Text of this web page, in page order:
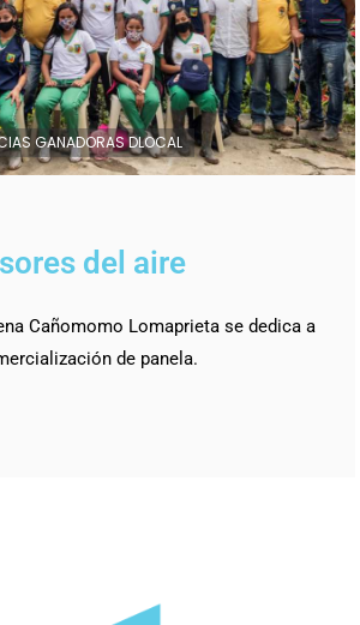
GANADORAS DLOCAL
del aire
Cañomomo Lomaprieta se dedica a
de panela.